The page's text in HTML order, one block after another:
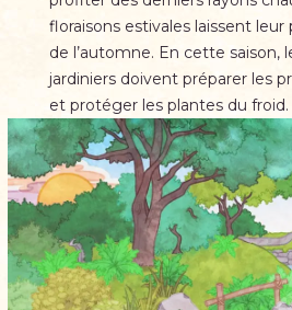
floraisons estivales laissent leur
de l’automne. En cette saison,
jardiniers doivent préparer les
et protéger les plantes du froid.